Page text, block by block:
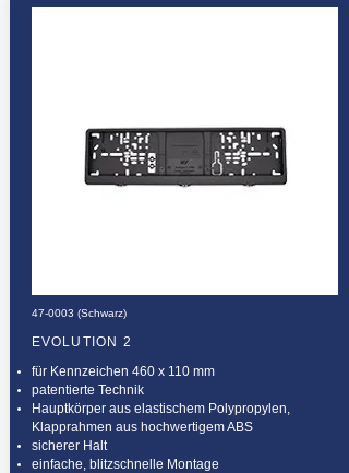
47-0003 (Schwarz)
EVOLUTION 2
für Kennzeichen 460 x 110 mm
patentierte Technik
Hauptkörper aus elastischem Polypropylen,
Klapprahmen aus hochwertigem ABS
sicherer Halt
einfache, blitzschnelle Montage